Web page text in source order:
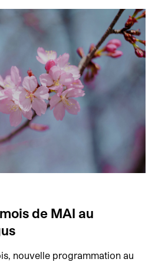
de MAI au
nouvelle programmation au